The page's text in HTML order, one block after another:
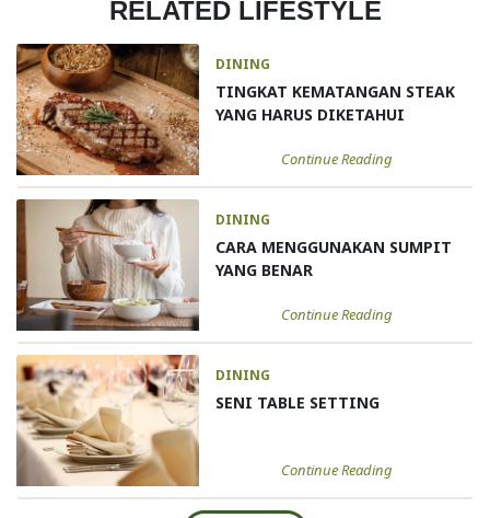
RELATED LIFESTYLE
DINING
TINGKAT KEMATANGAN STEAK
YANG HARUS DIKETAHUI
Continue Reading
DINING
CARA MENGGUNAKAN SUMPIT
YANG BENAR
Continue Reading
DINING
SENI TABLE SETTING
Continue Reading